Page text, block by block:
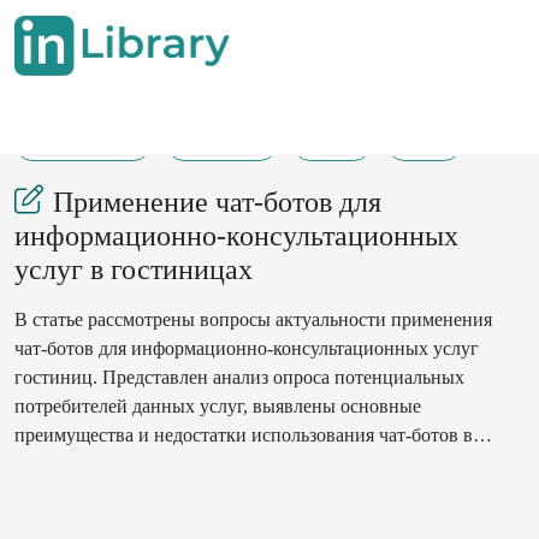
Применение чат-ботов для
информационно-консультационных
услуг в гостиницах
В статье рассмотрены вопросы актуальности применения
чат-ботов для информационно-консультационных услуг
гостиниц. Представлен анализ опроса потенциальных
потребителей данных услуг, выявлены основные
преимущества и недостатки использования чат-ботов в